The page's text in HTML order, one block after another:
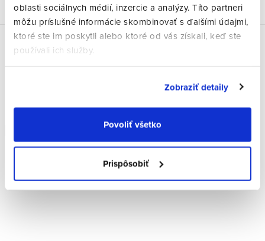
oblasti sociálnych médií, inzercie a analýzy. Títo partneri
môžu príslušné informácie skombinovať s ďalšími údajmi,
ktoré ste im poskytli alebo ktoré od vás získali, keď ste
používali ich služby.
Zobraziť detaily
Povoliť všetko
Prispôsobiť
Diskusia
Doprava zdarma